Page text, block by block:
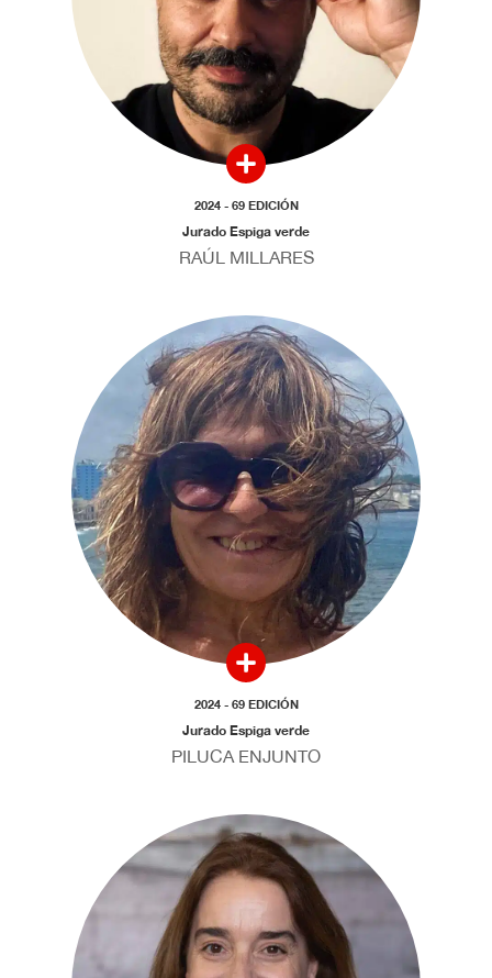
2024 - 69 EDICIÓN
Jurado Espiga verde
RAÚL MILLARES
2024 - 69 EDICIÓN
Jurado Espiga verde
PILUCA ENJUNTO